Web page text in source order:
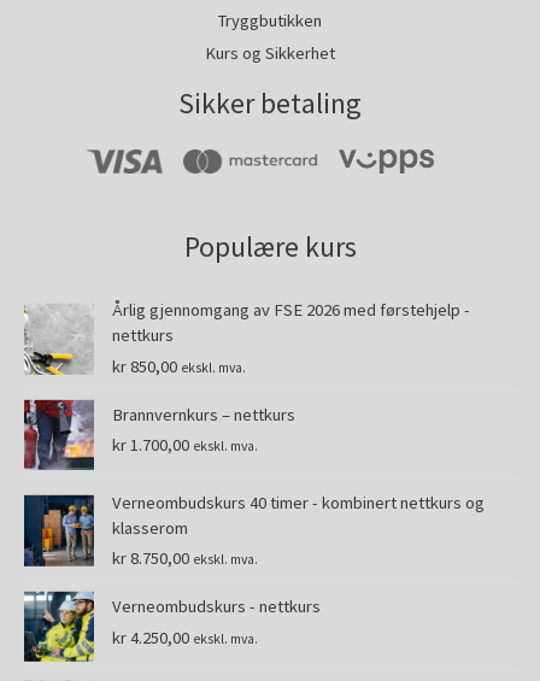
Tryggbutikken
Kurs og Sikkerhet
Sikker betaling
Populære kurs
Årlig gjennomgang av FSE 2026 med førstehjelp -
nettkurs
kr850,00 ekskl. mva.
Brannvernkurs – nettkurs
kr1.700,00 ekskl. mva.
Verneombudskurs 40 timer - kombinert nettkurs og
klasserom
kr8.750,00 ekskl. mva.
Verneombudskurs - nettkurs
kr4.250,00 ekskl. mva.